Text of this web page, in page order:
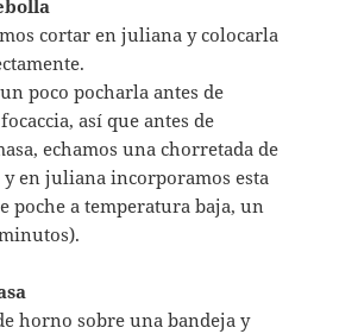
cortar en juliana y colocarla
poco pocharla antes de
así que antes de
echamos una chorretada de
y en juliana incorporamos esta
poche a temperatura baja, un
horno sobre una bandeja y